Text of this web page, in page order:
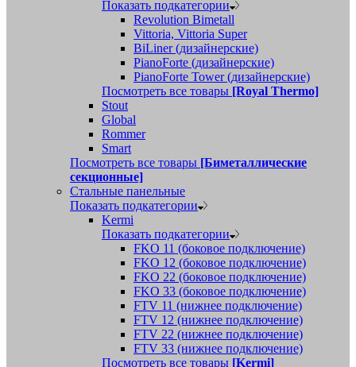
Показать подкатегории
Revolution Bimetall
Vittoria, Vittoria Super
BiLiner (дизайнерские)
PianoForte (дизайнерские)
PianoForte Tower (дизайнерские)
Посмотреть все товары [Royal Thermo]
Stout
Global
Rommer
Smart
Посмотреть все товары [Биметаллические
секционные]
Стальные панельные
Показать подкатегории
Kermi
Показать подкатегории
FKO 11 (боковое подключение)
FKO 12 (боковое подключение)
FKO 22 (боковое подключение)
FKO 33 (боковое подключение)
FTV 11 (нижнее подключение)
FTV 12 (нижнее подключение)
FTV 22 (нижнее подключение)
FTV 33 (нижнее подключение)
Посмотреть все товары [Kermi]